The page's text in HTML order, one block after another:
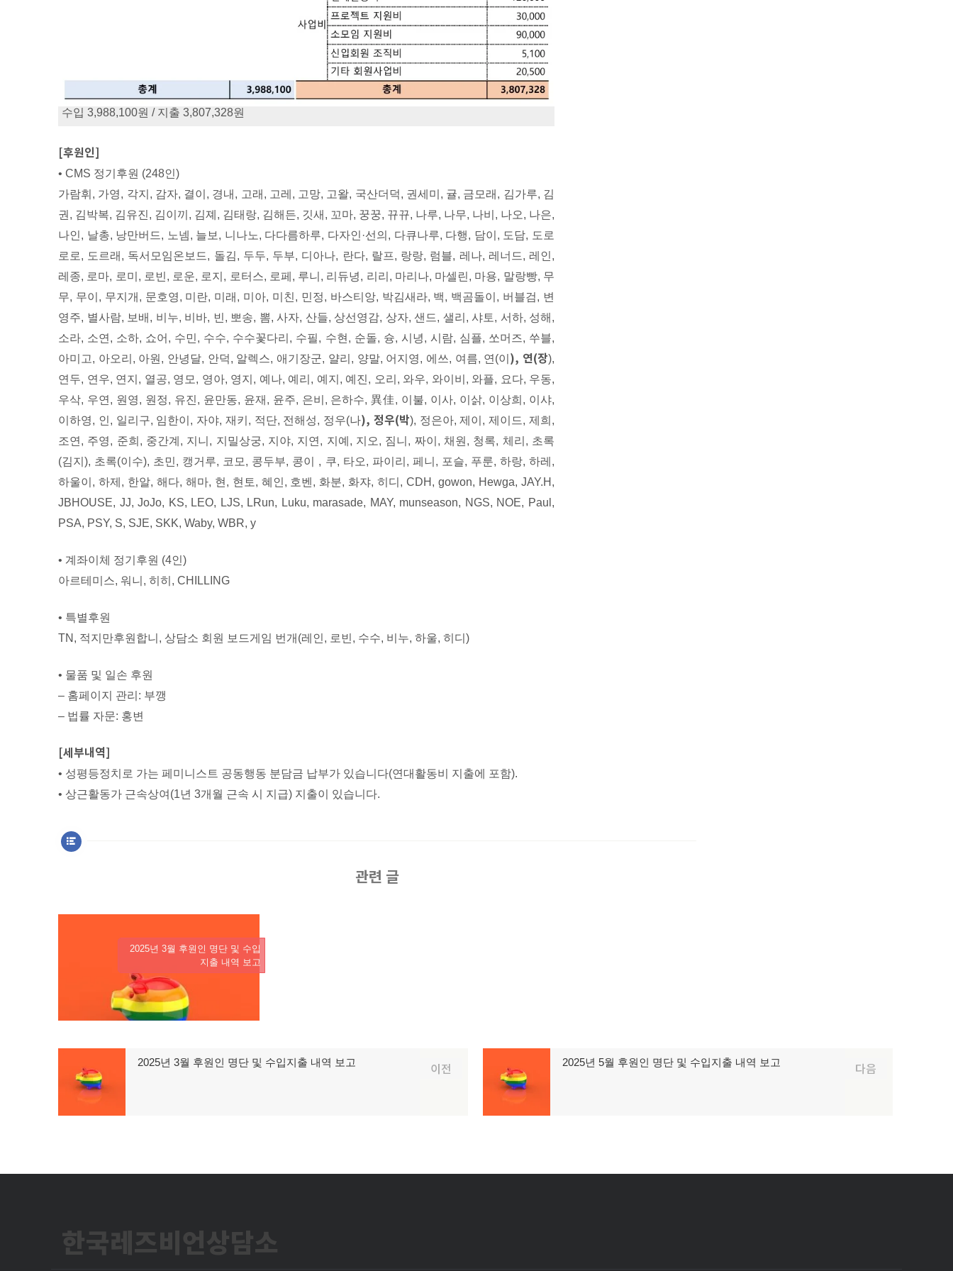
수입 3,988,100원 / 지출 3,807,328원
[후원인]
• CMS 정기후원 (248인)
가람휘, 가영, 각지, 감자, 결이, 경내, 고래, 고레, 고망, 고왈, 국산더덕, 권세미, 귤, 금모래, 김가루, 김
권, 김박복, 김유진, 김이끼, 김졔, 김태랑, 김해든, 깃새, 꼬마, 꿍꿍, 뀨뀨, 나루, 나무, 나비, 나오, 나은,
나인, 날총, 낭만버드, 노넴, 늘보, 니나노, 다다름하루, 다자인·선의, 다큐나루, 다행, 담이, 도담, 도로
로로, 도르래, 독서모임온보드, 돌김, 두두, 두부, 디아나, 란다, 랄프, 랑랑, 럼블, 레나, 레너드, 레인,
레종, 로마, 로미, 로빈, 로운, 로지, 로터스, 로페, 루니, 리듀녕, 리리, 마리나, 마셀린, 마용, 말랑빵, 무
무, 무이, 무지개, 문호영, 미란, 미래, 미아, 미친, 민정, 바스티앙, 박김새라, 백, 백곰돌이, 버블검, 변
영주, 별사람, 보배, 비누, 비바, 빈, 뽀송, 뽐, 사자, 산들, 상선영감, 상자, 샌드, 샐리, 샤토, 서하, 성해,
소라, 소연, 소하, 쇼어, 수민, 수수, 수수꽃다리, 수필, 수현, 순돌, 슝, 시녕, 시람, 심플, 쏘머즈, 쑤블,
아미고, 아오리, 아원, 안녕달, 안덕, 알렉스, 애기장군, 얄리, 양말, 어지영, 에쓰, 여름, 연(이 ), 연(장),
연두, 연우, 연지, 열공, 영모, 영아, 영지, 예나, 예리, 예지, 예진, 오리, 와우, 와이비, 와플, 요다, 우동,
우삭, 우연, 원영, 원정, 유진, 윤만동, 윤재, 윤주, 은비, 은하수, 異佳, 이불, 이사, 이삵, 이상희, 이샤,
이하영, 인, 일리구, 임한이, 자야, 재키, 적단, 전해성, 정우(나), 정우(박), 정은아, 제이, 제이드, 제희,
조연, 주영, 준희, 중간계, 지니, 지밀상궁, 지야, 지연, 지예, 지오, 짐니, 짜이, 채원, 청록, 체리, 초록
(김지), 초록(이수), 초민, 캥거루, 코모, 콩두부, 콩이 , 쿠, 타오, 파이리, 페니, 포슬, 푸룬, 하랑, 하레,
하울이, 하제, 한알, 해다, 해마, 현, 현토, 혜인, 호벤, 화분, 화쟈, 히디, CDH, gowon, Hewga, JAY.H,
JBHOUSE, JJ, JoJo, KS, LEO, LJS, LRun, Luku, marasade, MAY, munseason, NGS, NOE, Paul,
PSA, PSY, S, SJE, SKK, Waby, WBR, y
• 계좌이체 정기후원 (4인)
아르테미스, 워니, 히히, CHILLING
• 특별후원
TN, 적지만후원합니, 상담소 회원 보드게임 번개(레인, 로빈, 수수, 비누, 하울, 히디)
• 물품 및 일손 후원
– 홈페이지 관리: 부깽
– 법률 자문: 홍변
[세부내역]
• 성평등정치로 가는 페미니스트 공동행동 분담금 납부가 있습니다(연대활동비 지출에 포함).
• 상근활동가 근속상여(1년 3개월 근속 시 지급) 지출이 있습니다.
관련 글
2025년 3월 후원인 명단 및 수입
지출 내역 보고
색
이전
전
글:
2025년 3월 후원인 명단 및 수입지출 내역 보고 다음
음
2025년 5월 후원인 명단 및 수입지출 내역 보고
한국레즈비언상담소